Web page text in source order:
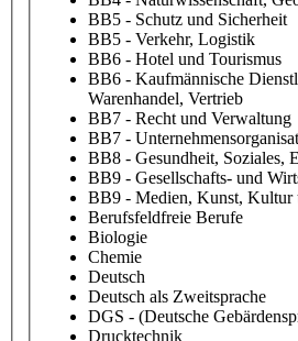
BB5 - Schutz und Sicherheit
BB5 - Verkehr, Logistik
BB6 - Hotel und Tourismus
BB6 - Kaufmännische
Warenhandel, Vertrieb
BB7 - Recht und Verwaltung
BB7 -
BB8 - Gesundheit, Soziales,
BB9 - Gesellschafts- und
BB9 - Medien, Kunst, Kultur
Berufsfeldfreie Berufe
Biologie
Chemie
Deutsch
Deutsch als Zweitsprache
DGS - (Deutsche
Drucktechnik